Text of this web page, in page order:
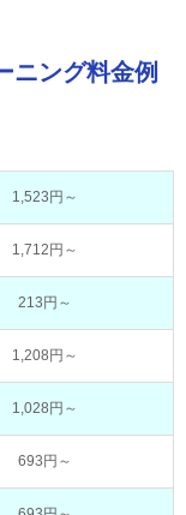
ニング料金例
1,523円～
1,712円～
213円～
1,208円～
1,028円～
693円～